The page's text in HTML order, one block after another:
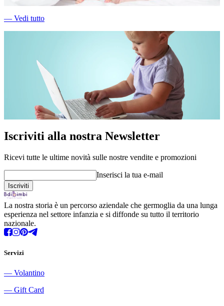
― Vedi tutto
Iscriviti alla nostra Newsletter
Ricevi tutte le ultime novità sulle nostre vendite e promozioni
Inserisci la tua e-mail
La nostra storia è un percorso aziendale che germoglia da una lunga
esperienza nel settore infanzia e si diffonde su tutto il territorio
nazionale.
Servizi
― Volantino
― Gift Card